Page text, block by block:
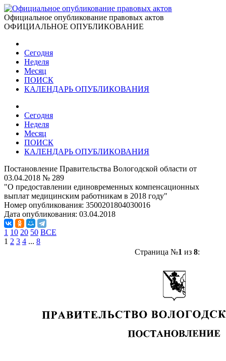
Официальное опубликование правовых актов
ОФИЦИАЛЬНОЕ ОПУБЛИКОВАНИЕ
Сегодня
Неделя
Месяц
ПОИСК
КАЛЕНДАРЬ ОПУБЛИКОВАНИЯ
Сегодня
Неделя
Месяц
ПОИСК
КАЛЕНДАРЬ ОПУБЛИКОВАНИЯ
Постановление Правительства Вологодской области от
03.04.2018 № 289
"О предоставлении единовременных компенсационных
выплат медицинским работникам в 2018 году"
Номер опубликования: 3500201804030016
Дата опубликования: 03.04.2018
1 10 20 50 ВСЕ
1 2 3 4 ... 8
Страница №1 из 8: